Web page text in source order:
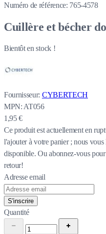
Numéro de référence: 765-4578
Cuillère et bécher
Bientôt en stock !
Fournisseur: CYBERTECH
MPN: AT056
1,95 €
Ce produit est actuellement en
l'ajouter à votre panier ; nous
disponible. Ou abonnez-vous
retour!
Adresse email
S'inscrire
Quantité